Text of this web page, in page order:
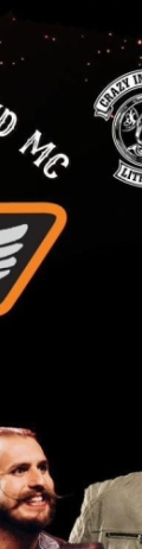
ielā 2,
pagastā”,
ir